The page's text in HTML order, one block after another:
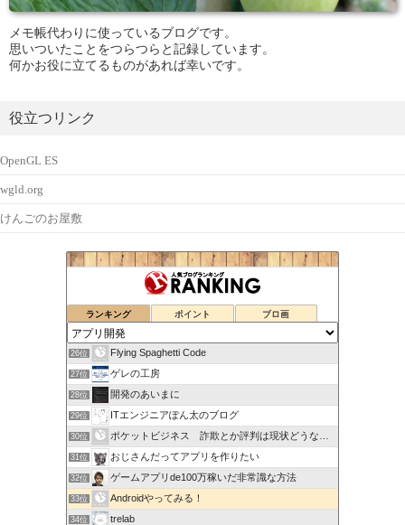
メモ帳代わりに使っているブログです。
思いついたことをつらつらと記録しています。
何かお役に立てるものがあれば幸いです。
役立つリンク
OpenGL ES
wgld.org
けんごのお屋敷
ランキング ポイント ブロ画
26位 Flying Spaghetti Code
27位 ゲレの工房
28位 開発のあいまに
29位 ITエンジニアぽん太のブログ
30位 ポケットビジネス 詐欺とか評判は現状どうなの成功するのかな…
31位 おじさんだってアプリを作りたい
32位 ゲームアプリde100万稼いだ非常識な方法
33位 Androidやってみる！
34位 trelab